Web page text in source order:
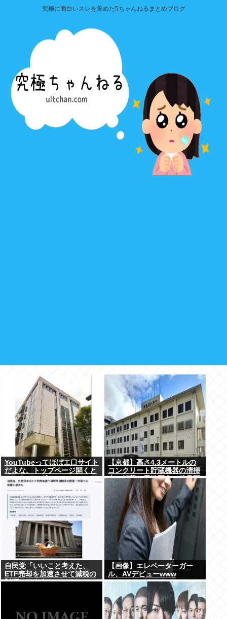
究極に面白いスレを集めた5ちゃんねるまとめブログ
YouTubeってほぼエ口サイト
だよな。トップページ開くと
いつもチアダンスとかローア
ングルで撮影した街撮り動画
ばっか出てくるじゃん
【京都】高さ4.3メートルの
コンクリート貯蔵機器の清掃
中に転落し男性死亡、伏見区
の工場
自民党「いいこと考えた、
ETF売却を加速させて減税の
財源にしよう」
【画像】エレベーターガー
ル、AVデビューwww